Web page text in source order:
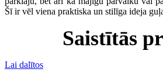
Šī ir vēl viena praktiska un stilīga ideja
Saistītās
Lai dalītos